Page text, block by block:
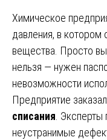
Химическое
давления, в котором
вещества. Просто
нельзя — нужен
невозможности
Предприятие
списания .
неустранимые